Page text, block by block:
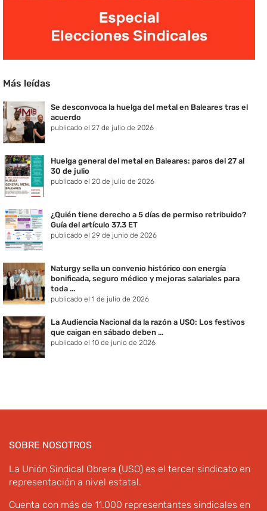
Más leídas
Se desconvoca la huelga del metal en Baleares tras el
acuerdo
publicado el 27 de julio de 2026
Huelga general del metal en Baleares: paros del 27 al
30 de julio
publicado el 20 de julio de 2026
¿Quién tiene derecho a 5 días de permiso retribuido?
Guía del artículo 37.3 ET
publicado el 29 de junio de 2026
Naturgy sella un convenio histórico con energía
bonificada, seguro médico y mejoras salariales para
toda ...
publicado el 1 de julio de 2026
La Audiencia Nacional da la razón a USO: Los festivos
que caigan en sábado deben ...
publicado el 10 de junio de 2026
SOBRE NOSOTROS
La Unión Sindical Obrera (USO) es el tercer sindicato en
representación a nivel estatal.
Cuenta con más de 11.000 representantes sindicales en